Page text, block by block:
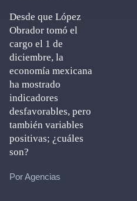
Desde que López
Obrador tomó el
cargo el 1 de
diciembre, la
economía mexicana
ha mostrado
indicadores
desfavorables, pero
también variables
positivas; ¿cuáles
son?
Por Agencias